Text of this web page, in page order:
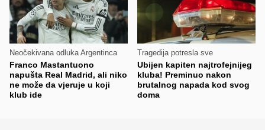
Neočekivana odluka Argentinca
Franco Mastantuono
napušta Real Madrid, ali niko
ne može da vjeruje u koji
klub ide
Tragedija potresla sve
Ubijen kapiten najtrofejnijeg
kluba! Preminuo nakon
brutalnog napada kod svog
doma